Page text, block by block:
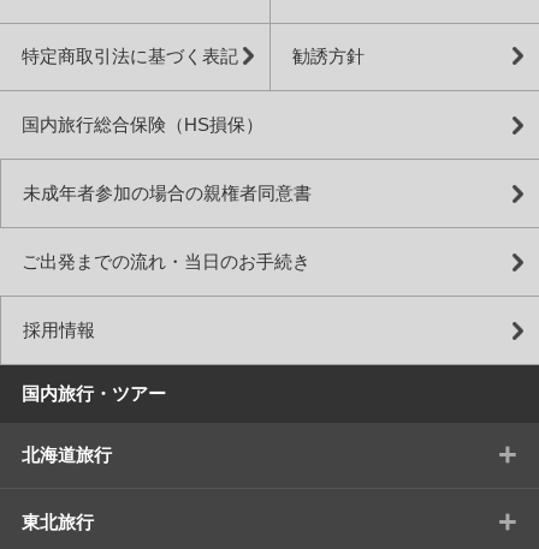
特定商取引法に基づく表記 勧誘方針
国内旅行総合保険（HS損保）
未成年者参加の場合の親権者同意書
ご出発までの流れ・当日のお手続き
採用情報
国内旅行・ツアー
北海道旅行 +
東北旅行 +